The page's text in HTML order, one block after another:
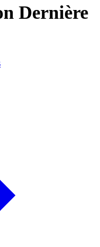
Dernière